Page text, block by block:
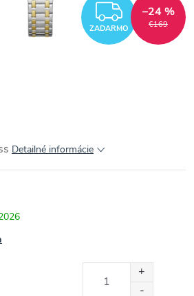
ZADARMO €169
–24 %
Detailné informácie